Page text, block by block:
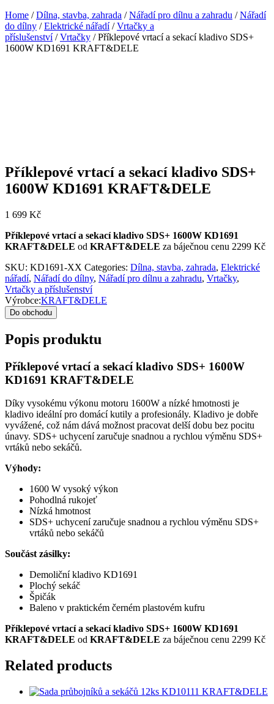
Home /Dílna, stavba, zahrada /Nářadí pro dílnu a zahradu /Nářadí
do dílny /Elektrické nářadí/Vrtačky a
příslušenství/Vrtačky / Příklepové vrtací a sekací kladivo SDS+
1600W KD1691 KRAFT&DELE
Příklepové vrtací a sekací kladivo SDS+
1600W KD1691 KRAFT&DELE
1 699 Kč
Příklepové vrtací a sekací kladivo SDS+ 1600W KD1691
KRAFT&DELE od KRAFT&DELE za báječnou cenu 2299 Kč
SKU: KD1691-XX Categories: Dílna, stavba, zahrada, Elektrické
nářadí, Nářadí do dílny, Nářadí pro dílnu a zahradu, Vrtačky,
Vrtačky a příslušenství
Výrobce:KRAFT&DELE
Do obchodu
Popis produktu
Příklepové vrtací a sekací kladivo SDS+ 1600W
KD1691 KRAFT&DELE
Díky vysokému výkonu motoru 1600W a nízké hmotnosti je
kladivo ideální pro domácí kutily a profesionály. Kladivo je dobře
vyvážené, což nám dává možnost pracovat delší dobu bez pocitu
únavy. SDS+ uchycení zaručuje snadnou a rychlou výměnu SDS+
vrtáků nebo sekáčů.
Výhody:
1600 W vysoký výkon
Pohodlná rukojeť
Nízká hmotnost
SDS+ uchycení zaručuje snadnou a rychlou výměnu SDS+
vrtáků nebo sekáčů
Součást zásilky:
Demoliční kladivo KD1691
Plochý sekáč
Špičák
Baleno v praktickém černém plastovém kufru
Příklepové vrtací a sekací kladivo SDS+ 1600W KD1691
KRAFT&DELE od KRAFT&DELE za báječnou cenu 2299 Kč
Related products